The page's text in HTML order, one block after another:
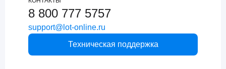
8 800 777 5757
support@lot-online.ru
Техническая поддержка